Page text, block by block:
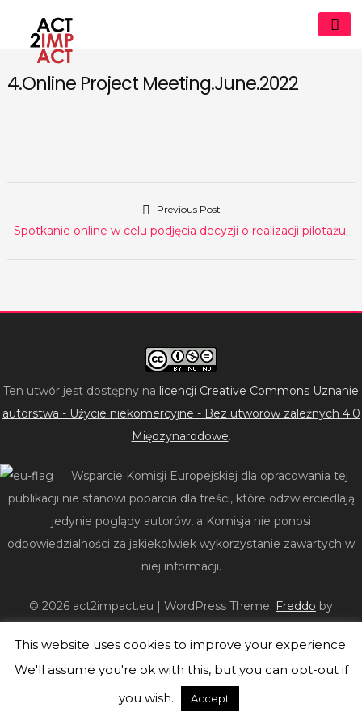
content
act2impact.eu
4.Online Project Meeting.June.2022
Previous Post
Previous
Spotkanie online w celu podjęcia decyzji o realizacji pilotażu.
Ten utwór jest dostępny na licencji Creative Commons Uznanie
autorstwa - Użycie niekomercyjne - Bez utworów zależnych 4.0
Międzynarodowe.
Wsparcie Komisji Europejskiej dla opracowania tej
publikacji nie stanowi poparcia dla treści, które odzwierciedlają
jedynie poglądy autorów, a Komisja nie ponosi
odpowiedzialności za jakiekolwiek wykorzystanie zawartych w
niej informacji.
© 2026 act2impact.eu | WordPress Theme: Freddo by
This website uses cookies to improve your experience.
We'll assume you're ok with this, but you can opt-out if
you wish.
Accept